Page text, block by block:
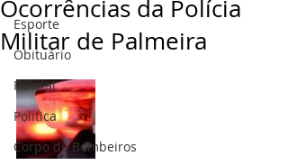
Esporte
Obituário
Policial
Politica
Corpo de Bombeiros
Ocorrências da Polícia
Militar de Palmeira